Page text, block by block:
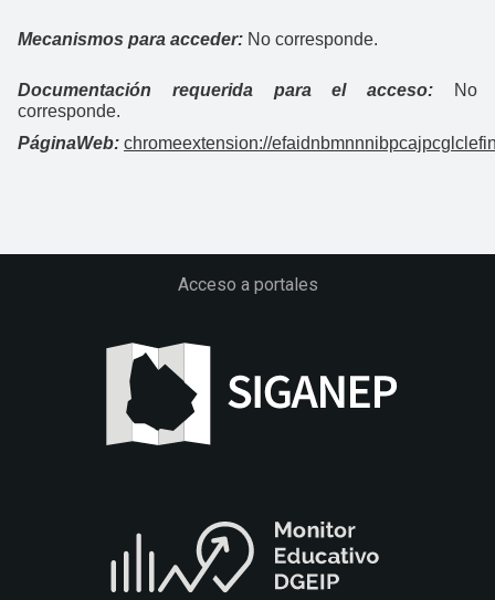
Mecanismos para acceder: No corresponde.
Documentación requerida para el acceso:
No
corresponde.
PáginaWeb: chromeextension://
Acceso a portales